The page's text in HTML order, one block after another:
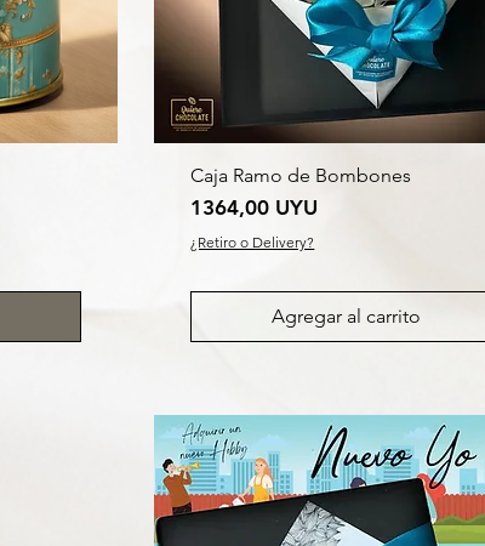
Caja Ramo de Bombones
Precio
1364,00 UYU
¿Retiro o Delivery?
Agregar al carrito